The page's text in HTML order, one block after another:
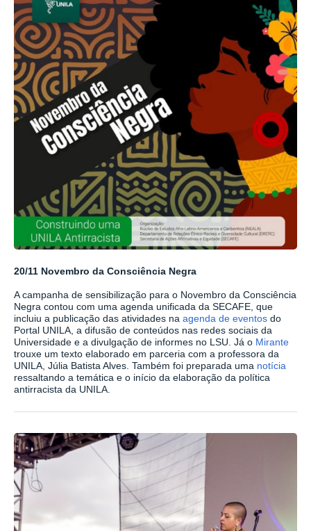
20/11 Novembro da Consciência Negra
A campanha de sensibilização para o Novembro da Consciência
Negra contou com uma agenda unificada da SECAFE, que
incluiu a publicação das atividades na agenda de eventos do
Portal UNILA, a difusão de conteúdos nas redes sociais da
Universidade e a divulgação de informes no LSU. Já o Mirante
trouxe um texto elaborado em parceria com a professora da
UNILA, Júlia Batista Alves. Também foi preparada uma notícia
ressaltando a temática e o início da elaboração da política
antirracista da UNILA.